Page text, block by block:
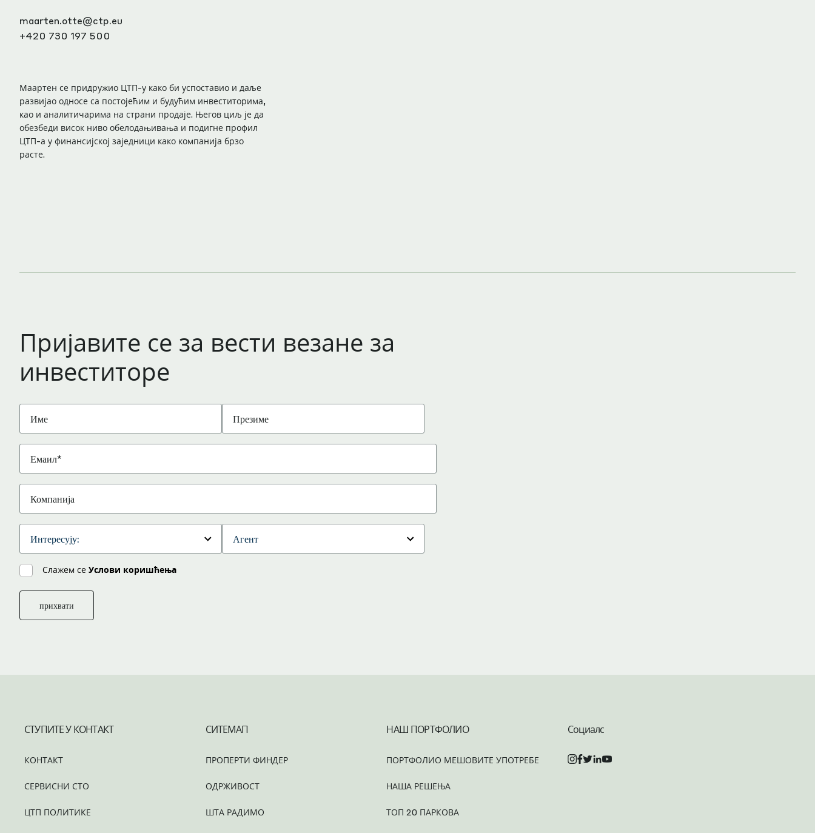
maarten.otte@ctp.eu
+420 730 197 500
Маартен се придружио ЦТП-у како би успоставио и даље
развијао односе са постојећим и будућим инвеститорима,
као и аналитичарима на страни продаје. Његов циљ је да
обезбеди висок ниво обелодањивања и подигне профил
ЦТП-а у финансијској заједници како компанија брзо
расте.
Пријавите се за вести везане за
инвеститоре
Слажем се Услови коришћења
прихвати
СТУПИТЕ У КОНТАКТ
КОНТАКТ
СЕРВИСНИ СТО
ЦТП ПОЛИТИКЕ
СИТЕМАП
ПРОПЕРТИ ФИНДЕР
ОДРЖИВОСТ
ШТА РАДИМО
НАШ ПОРТФОЛИО
ПОРТФОЛИО МЕШОВИТЕ УПОТРЕБЕ
НАША РЕШЕЊА
ТОП 20 ПАРКОВА
Социалс